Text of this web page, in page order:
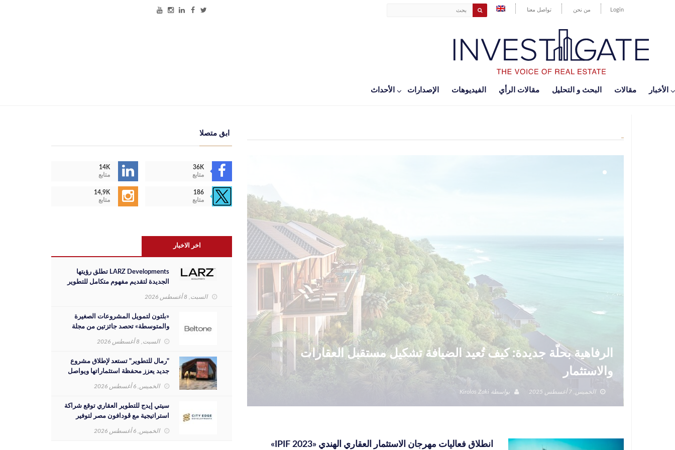
Login من نحن تواصل معنا
اﻷخبار مقالات البحث و التحليل مقالات الرأي الفيديوهات الإصدارات اﻷحداث
الرفاهية بحلّة جديدة: كيف تُعيد الضيافة تشكيل مستقبل العقارات
والاستثمار
الخميس, 7 أغسطس 2025 بواسطة Kirolos Zaki
انطلاق فعاليات مهرجان الاستثمار العقاري الهندي «IPIF 2023»
ابق متصلا
14K
متابع
36K
متابع
14,9K
متابع
186
متابع
اخر الاخبار
LARZ Developments تطلق رؤيتها
الجديدة لتقديم مفهوم متكامل للتطوير
السبت, 8 أغسطس 2026
«بلتون لتمويل المشروعات الصغيرة
والمتوسطة» تحصد جائزتين من مجلة
«Global Banking & Finance Review
السبت, 8 أغسطس 2026
"رمال للتطوير" تستعد لإطلاق مشروع
جديد يعزز محفظة استثماراتها ويواصل
مسيرة نجاحها بالسوق المصري
الخميس, 6 أغسطس 2026
سيتي إيدج للتطوير العقاري توقع شراكة
استراتيجية مع ڤودافون مصر لتوفير
تاون بمدينة العلمين الجديدة
الخميس, 6 أغسطس 2026